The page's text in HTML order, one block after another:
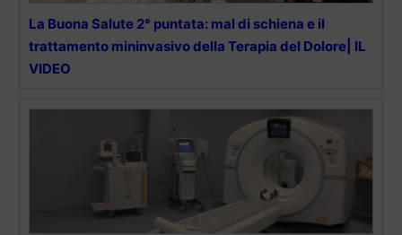
La Buona Salute 2° puntata: mal di schiena e il
trattamento mininvasivo della Terapia del Dolore| IL
VIDEO